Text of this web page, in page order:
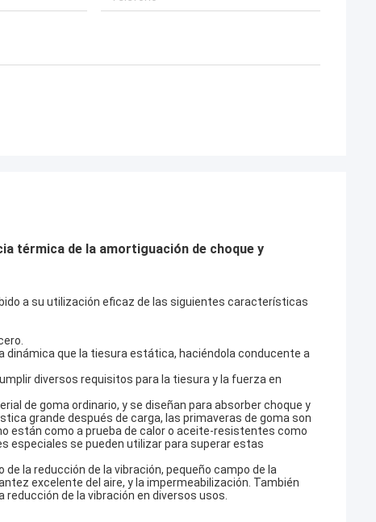
térmica de la amortiguación de choque y
a su utilización eficaz de las siguientes características
dinámica que la tiesura estática, haciéndola conducente a
diversos requisitos para la tiesura y la fuerza en
de goma ordinario, y se diseñan para absorber choque y
grande después de carga, las primaveras de goma son
están como a prueba de calor o aceite-resistentes como
especiales se pueden utilizar para superar estas
la reducción de la vibración, pequeño campo de la
excelente del aire, y la impermeabilización. También
de la vibración en diversos usos.